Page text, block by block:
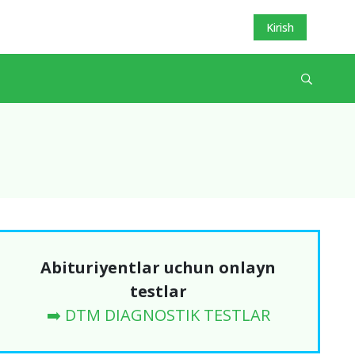
Kirish
Abituriyentlar uchun onlayn
testlar
➡️ DTM DIAGNOSTIK TESTLAR